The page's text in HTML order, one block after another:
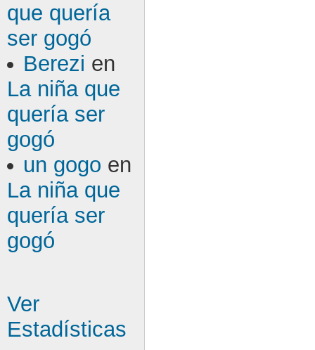
que quería
ser gogó
Berezi en
La niña que
quería ser
gogó
un gogo en
La niña que
quería ser
gogó
Ver
Estadísticas